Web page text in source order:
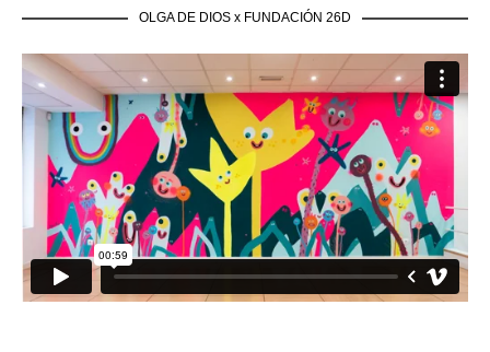
OLGA DE DIOS x FUNDACIÓN 26D